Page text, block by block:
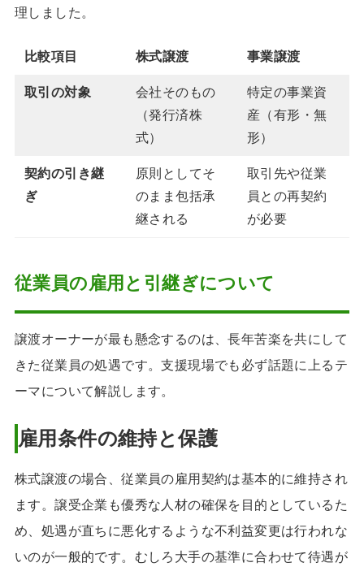
理しました。
比較項目 株式譲渡 事業譲渡
取引の対象
会社そのもの
（発行済株
式）
特定の事業資
産（有形・無
形）
契約の引き継
ぎ
原則としてそ
のまま包括承
継される
取引先や従業
員との再契約
が必要
従業員の雇用と引継ぎについて
譲渡オーナーが最も懸念するのは、長年苦楽を共にして
きた従業員の処遇です。支援現場でも必ず話題に上るテ
ーマについて解説します。
雇用条件の維持と保護
株式譲渡の場合、従業員の雇用契約は基本的に維持され
ます。譲受企業も優秀な人材の確保を目的としているた
め、処遇が直ちに悪化するような不利益変更は行われな
いのが一般的です。むしろ大手の基準に合わせて待遇が